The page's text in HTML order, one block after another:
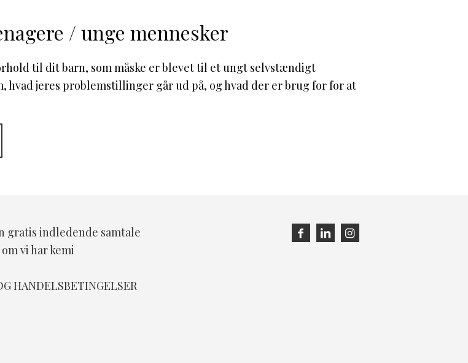
/ unge mennesker
til dit barn, som måske er blevet til et ungt selvstændigt
hvad jeres problemstillinger går ud på, og hvad der er brug for for at
gratis indledende samtale
vi har kemi
HANDELSBETINGELSER